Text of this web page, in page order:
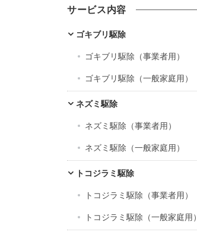
カ
イ
ブ
サービス内容
ゴキブリ駆除
ゴキブリ駆除（事業者用）
ゴキブリ駆除（一般家庭用）
ネズミ駆除
ネズミ駆除（事業者用）
ネズミ駆除（一般家庭用）
トコジラミ駆除
トコジラミ駆除（事業者用）
トコジラミ駆除（一般家庭用）